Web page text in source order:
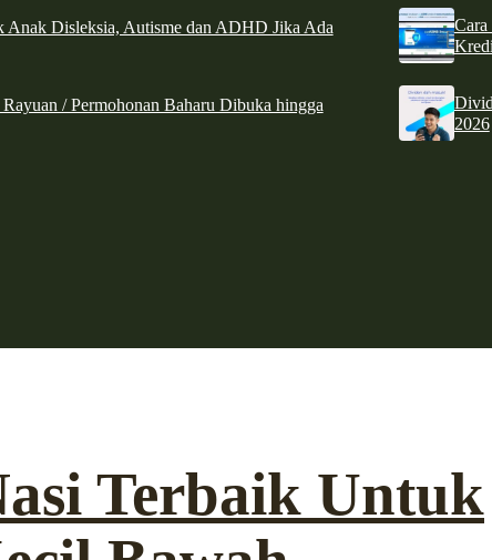
Anak Disleksia, Autisme dan ADHD Jika Ada
/ Permohonan Baharu Dibuka hingga
2026
Terbaik Untuk